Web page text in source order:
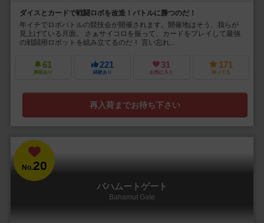
ダイスとカードで戦闘ロボを改造！バトルに勝つのだ！
年イチでロボバトルの競技会が開催されます。開催地はそう、我らが
見上げている月面。 さぁサイコロを振って、カードをプレイして最強
の戦闘用ロボットを組み立てるのだ！ 言い忘れ...
61
興味あり
221
経験あり
31
お気に入り
171
持ってる
再入荷までお待ち下さい
No.20
バハムートゲート
Bahamut Gate